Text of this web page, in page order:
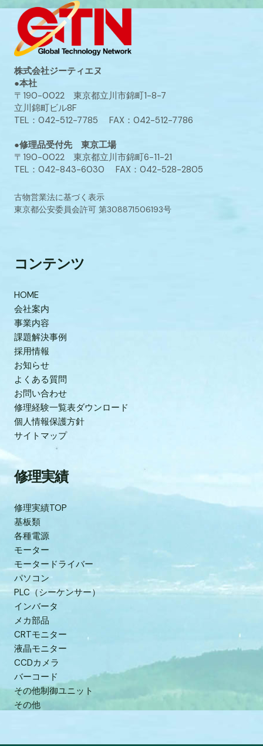
株式会社ジーティエヌ
●本社
〒190-0022 東京都立川市錦町1-8-7
立川錦町ビル8F
TEL：042-512-7785 FAX：042-512-7786
●修理品受付先 東京工場
〒190-0022 東京都立川市錦町6-11-21
TEL：042-843-6030 FAX：042-528-2805
古物営業法に基づく表示
東京都公安委員会許可 第308871506193号
コンテンツ
HOME
会社案内
事業内容
課題解決事例
採用情報
お知らせ
よくある質問
お問い合わせ
修理経験一覧表ダウンロード
個人情報保護方針
サイトマップ
修理実績
修理実績TOP
基板類
各種電源
モーター
モータードライバー
パソコン
PLC（シーケンサー）
インバータ
メカ部品
CRTモニター
液晶モニター
CCDカメラ
バーコード
その他制御ユニット
その他